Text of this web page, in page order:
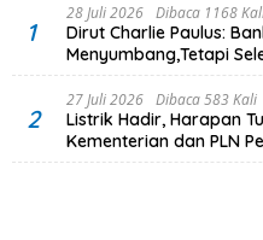
1
28 Juli 2026 Dibaca 1168
Dirut Charlie Paulus:
Menyumbang,Tetapi
Kepentingan
2
27 Juli 2026 Dibaca 583 Kali
Listrik Hadir, Harapan
Kementerian dan PLN
Pembangunan